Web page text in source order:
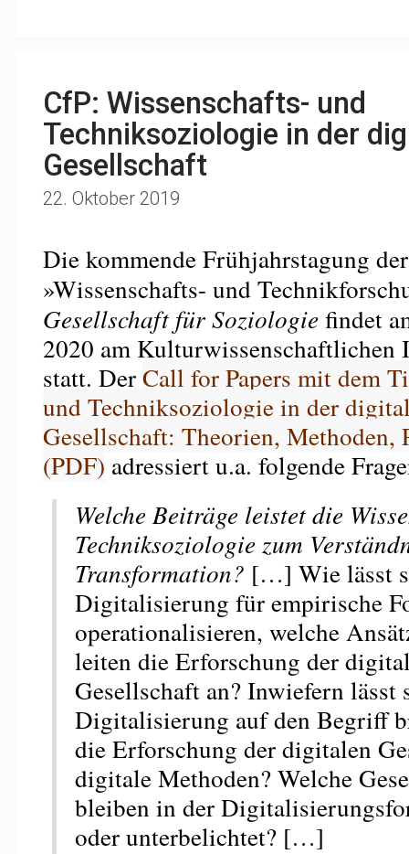
CfP: Wissenschafts- und
Techniksoziologie in der
Gesellschaft
22. Oktober 2019
Die kommende Frühjahrstagung
»Wissenschafts- und
Gesellschaft für Soziologie findet
2020 am Kulturwissenschaftlichen
statt. DerCall for Papers mit dem
und Techniksoziologie in der
Gesellschaft: Theorien, Methoden,
(PDF) adressiert u.a. folgende
Welche Beiträge leistet die
Techniksoziologie zum
Transformation? […] Wie lässt
Digitalisierung für empirische
operationalisieren, welche
leiten die Erforschung der
Gesellschaft an? Inwiefern lässt
Digitalisierung auf den Begriff
die Erforschung der digitalen
digitale Methoden? Welche
bleiben in der
oder unterbelichtet? […]